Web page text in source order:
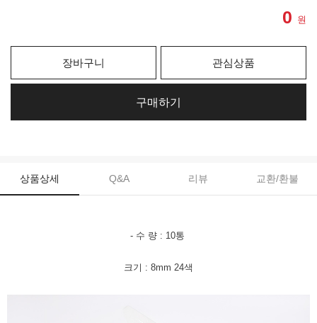
0 원
장바구니 관심상품
구매하기
상품상세 Q&A 리뷰 교환/환불
- 수 량 : 10통
크기 : 8mm 24색